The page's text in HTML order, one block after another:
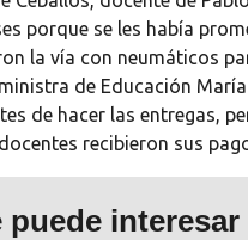
porque se les había
la vía con neumáticos
de Educación
de hacer las entregas,
recibieron sus
puede interesar